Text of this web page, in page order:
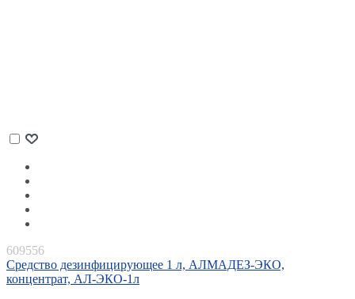
609556
Средство дезинфицирующее 1 л, АЛМАДЕЗ-ЭКО,
концентрат, АЛ-ЭКО-1л